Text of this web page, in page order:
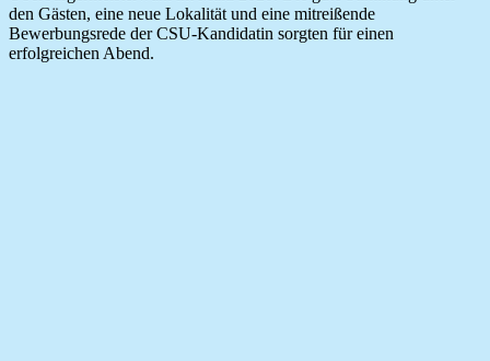
den Gästen, eine neue Lokalität und eine mitreißende
Bewerbungsrede der CSU-Kandidatin sorgten für einen
erfolgreichen Abend.